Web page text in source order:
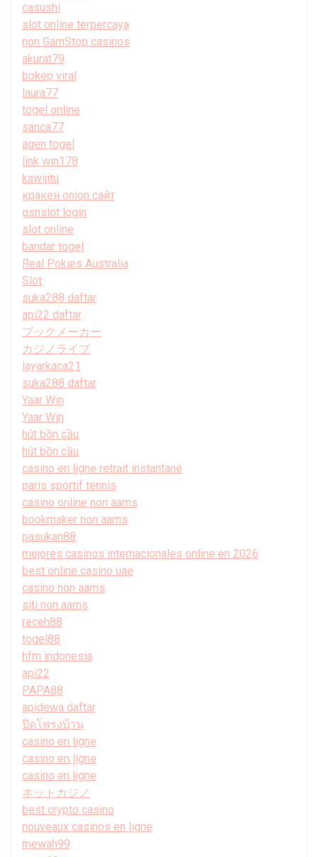
casushi
slot online terpercaya
non GamStop casinos
akurat79
bokep viral
laura77
togel online
sanca77
agen togel
link win178
kawijitu
кракен onion сайт
gsnslot login
slot online
bandar togel
Real Pokies Australia
Slot
suka288 daftar
api22 daftar
ブックメーカー
カジノライブ
layarkaca21
suka288 daftar
Yaar Win
Yaar Win
hút bồn cầu
hút bồn cầu
casino en ligne retrait instantané
paris sportif tennis
casino online non aams
bookmaker non aams
pasukan88
mejores casinos internacionales online en 2026
best online casino uae
casino non aams
siti non aams
receh88
togel88
hfm indonesia
api22
PAPA88
apidewa daftar
ปิดโพรงบ้าน
casino en ligne
casino en ligne
casino en ligne
ネットカジノ
best crypto casino
nouveaux casinos en ligne
mewah99